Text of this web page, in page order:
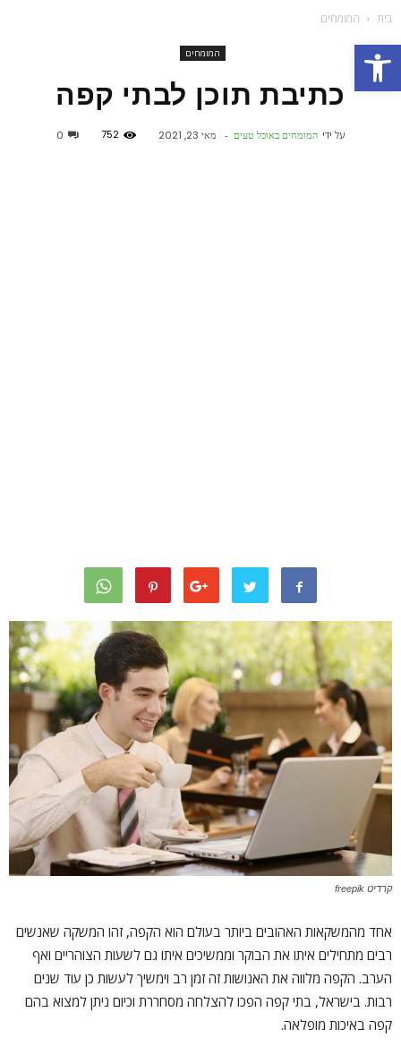
פתח סרגל נגישות
בית המומחים
המומחים
כתיבת תוכן לבתי קפה
על ידי המומחים באוכל טעים - מאי 23, 2021 752
0
קרדיט freepik
אחד מהמשקאות האהובים ביותר בעולם הוא הקפה, זהו המשקה שאנשים
רבים מתחילים איתו את הבוקר וממשיכים איתו גם לשעות הצוהריים ואף
הערב. הקפה מלווה את האנושות זה זמן רב וימשיך לעשות כן עוד שנים
רבות. בישראל, בתי קפה הפכו להצלחה מסחררת וכיום ניתן למצוא בהם
קפה באיכות מופלאה.